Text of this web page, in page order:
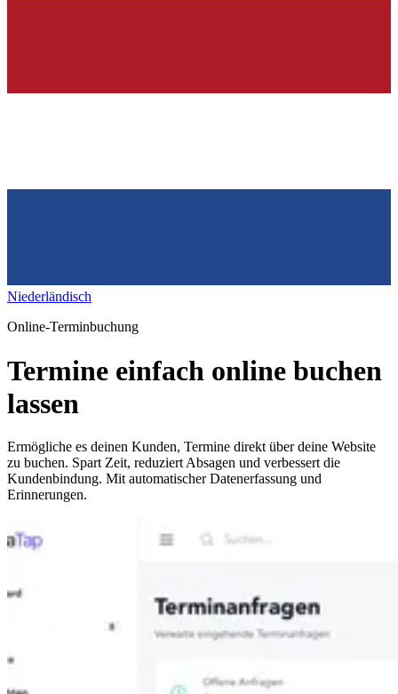
Niederländisch
Online-Terminbuchung
Termine einfach online buchen
lassen
Ermögliche es deinen Kunden, Termine direkt über deine Website
zu buchen. Spart Zeit, reduziert Absagen und verbessert die
Kundenbindung. Mit automatischer Datenerfassung und
Erinnerungen.